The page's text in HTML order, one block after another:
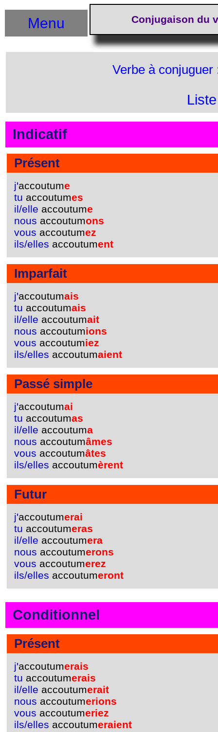
Conjugaison du
Menu
Verbe à
Indicatif
Présent
j'accoutume
tu accoutumes
il/elle accoutume
nous accoutumons
vous accoutumez
ils/elles accoutument
Imparfait
j'accoutumais
tu accoutumais
il/elle accoutumait
nous accoutumions
vous accoutumiez
ils/elles accoutumaient
Passé simple
j'accoutumai
tu accoutumas
il/elle accoutuma
nous accoutumâmes
vous accoutumâtes
ils/elles accoutumèrent
Futur
j'accoutumerai
tu accoutumeras
il/elle accoutumera
nous accoutumerons
vous accoutumerez
ils/elles accoutumeront
Conditionnel
Présent
j'accoutumerais
tu accoutumerais
il/elle accoutumerait
nous accoutumerions
vous accoutumeriez
ils/elles accoutumeraient